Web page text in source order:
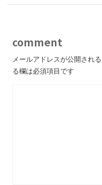
comment
メールアドレスが公開され
る欄は必須項目です